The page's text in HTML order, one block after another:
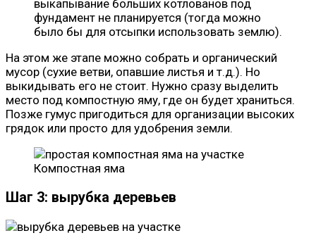
выкапывание больших котлованов под
фундамент не планируется (тогда можно
было бы для отсыпки использовать землю).
На этом же этапе можно собрать и органический
мусор (сухие ветви, опавшие листья и т.д.). Но
выкидывать его не стоит. Нужно сразу выделить
место под компостную яму, где он будет храниться.
Позже гумус пригодиться для организации высоких
грядок или просто для удобрения земли.
Компостная яма
Шаг 3: вырубка деревьев